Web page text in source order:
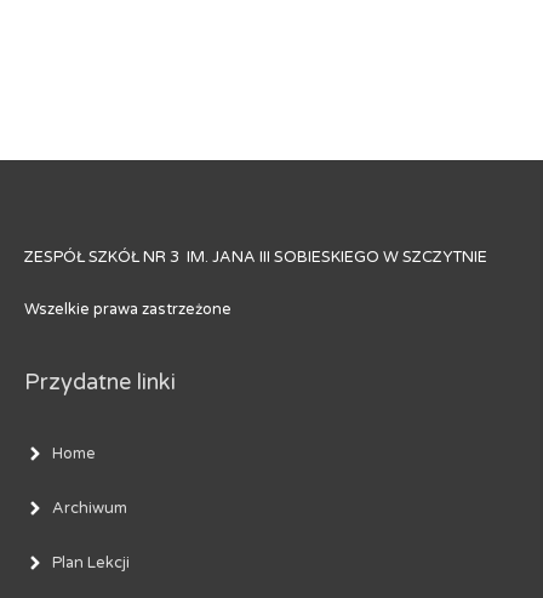
ZESPÓŁ SZKÓŁ NR 3 IM. JANA III SOBIESKIEGO W SZCZYTNIE
Wszelkie prawa zastrzeżone
Przydatne linki
Home
Archiwum
Plan Lekcji